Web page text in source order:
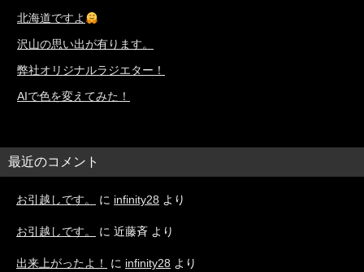
北海道ですよ
沢山の思い出が有ります。
弊社オリジナルラジエター！
AIで色を変えてみた！
最近のコメント
お引越しです。 に infinity28 より
お引越しです。 に 近藤斉 より
出来上がったよ！ に infinity28 より